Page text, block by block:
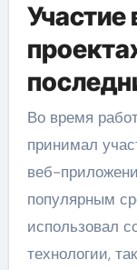
Участие
Во время
принимал
веб-
популярным
использовал
технологии,